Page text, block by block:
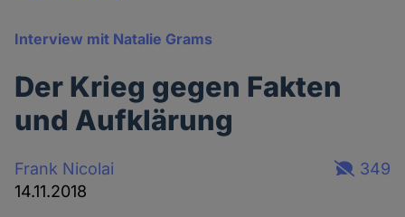
Interview mit Natalie Grams
Der Krieg gegen Fakten
und Aufklärung
Frank Nicolai
14.11.2018
349